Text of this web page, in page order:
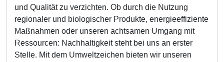
und Qualität zu verzichten. Ob durch die Nutzung
regionaler und biologischer Produkte, energieeffiziente
Maßnahmen oder unseren achtsamen Umgang mit
Ressourcen: Nachhaltigkeit steht bei uns an erster
Stelle. Mit dem Umweltzeichen bieten wir unseren